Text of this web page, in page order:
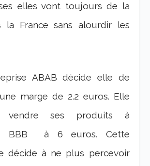
elles vont toujours de la
la France sans alourdir les
ABAB décide elle de
marge de 2.2 euros. Elle
vendre ses produits à
BBB à 6 euros. Cette
décide à ne plus percevoir